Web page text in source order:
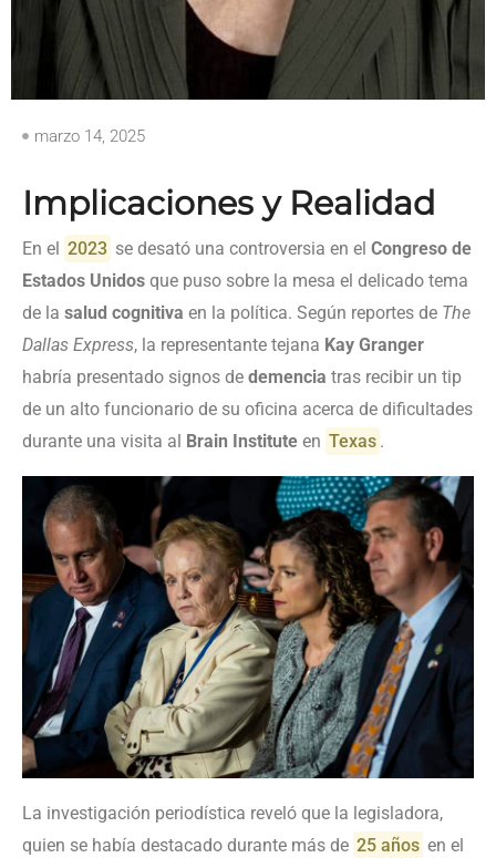
marzo 14, 2025
Implicaciones y Realidad
En el 2023 se desató una controversia en elCongreso de
Estados Unidos que puso sobre la mesa el delicado tema
de la salud cognitiva en la política. Según reportes de The
Dallas Express, la representante tejana Kay Granger
habría presentado signos de demencia tras recibir un tip
de un alto funcionario de su oficina acerca de dificultades
durante una visita al Brain Institute en Texas .
La investigación periodística reveló que la legisladora,
quien se había destacado durante más de 25 años en el